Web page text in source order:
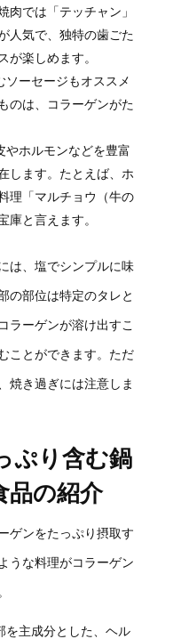
肉では「テッチャン」
人気で、独特の歯ごた
が楽しめます。
ソーセージもオススメ
のは、コラーゲンがた
やホルモンなどを豊富
します。たとえば、ホ
理「マルチョウ（牛の
庫と言えます。
は、塩でシンプルに味
の部位は特定のタレと
ラーゲンが溶け出すこ
ことができます。ただ
焼き過ぎには注意しま
ぷり含む鍋
品の紹介
ゲンをたっぷり摂取す
うな料理がコラーゲン
を主成分とした、ヘル